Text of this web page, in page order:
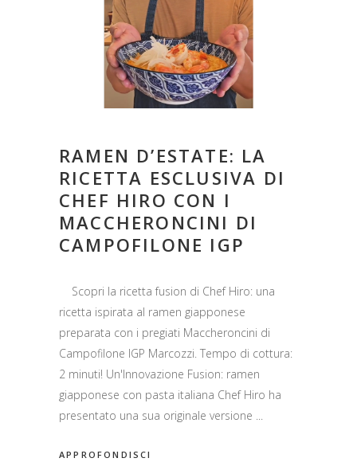
RAMEN D’ESTATE: LA
RICETTA ESCLUSIVA DI
CHEF HIRO CON I
MACCHERONCINI DI
CAMPOFILONE IGP
Scopri la ricetta fusion di Chef Hiro: una
ricetta ispirata al ramen giapponese
preparata con i pregiati Maccheroncini di
Campofilone IGP Marcozzi. Tempo di cottura:
2 minuti! Un'Innovazione Fusion: ramen
giapponese con pasta italiana Chef Hiro ha
presentato una sua originale versione
APPROFONDISCI